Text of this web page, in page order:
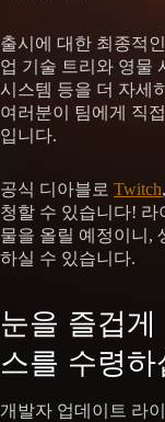
출시에 대한 최종적
업 기술 트리와 영물
시스템 등을 더 자세
여러분이 팀에게 직
입니다.
공식 디아블로 Twitch,
청할 수 있습니다! 라
물을 올릴 예정이니,
하실 수 있습니다.
눈을 즐겁
스를 수령하
개발자 업데이트 라